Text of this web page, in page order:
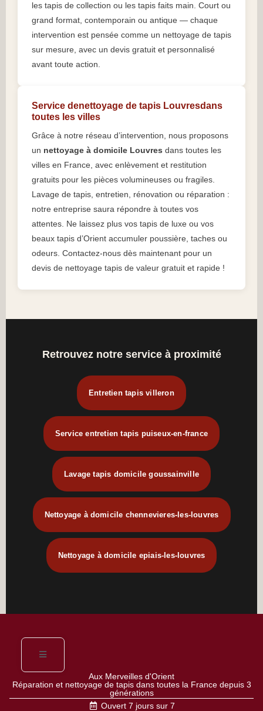
les tapis de collection ou les tapis faits main. Court ou
grand format, contemporain ou antique — chaque
intervention est pensée comme un nettoyage de tapis
sur mesure, avec un devis gratuit et personnalisé
avant toute action.
Service denettoyage de tapis Louvresdans
toutes les villes
Grâce à notre réseau d’intervention, nous proposons
un nettoyage à domicile Louvres dans toutes les
villes en France, avec enlèvement et restitution
gratuits pour les pièces volumineuses ou fragiles.
Lavage de tapis, entretien, rénovation ou réparation :
notre entreprise saura répondre à toutes vos
attentes. Ne laissez plus vos tapis de luxe ou vos
beaux tapis d’Orient accumuler poussière, taches ou
odeurs. Contactez-nous dès maintenant pour un
devis de nettoyage tapis de valeur gratuit et rapide !
Retrouvez notre service à proximité
Entretien tapis villeron
Service entretien tapis puiseux-en-france
Lavage tapis domicile goussainville
Nettoyage à domicile chennevieres-les-louvres
Nettoyage à domicile epiais-les-louvres
Aux Merveilles d'Orient
Réparation et nettoyage de tapis dans toutes la France depuis 3
générations
Ouvert 7 jours sur 7